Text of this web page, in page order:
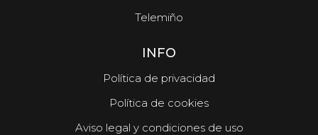
Telemiño
INFO
Política de privacidad
Política de cookies
Aviso legal y condiciones de uso